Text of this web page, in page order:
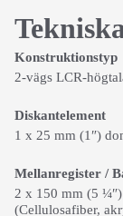
Konstruktionstyp
2-vägs LCR-
Diskantelement
1 x 25 mm (1″)
Mellanregister /
2 x 150 mm (5
(Cellulosafiber,